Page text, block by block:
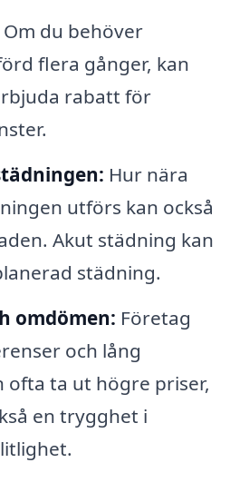
Om du behöver
flera gånger, kan
rabatt för
Hur nära
utförs kan också
Akut städning kan
städning.
omdömen: Företag
och lång
ofta ta ut högre priser,
en trygghet i